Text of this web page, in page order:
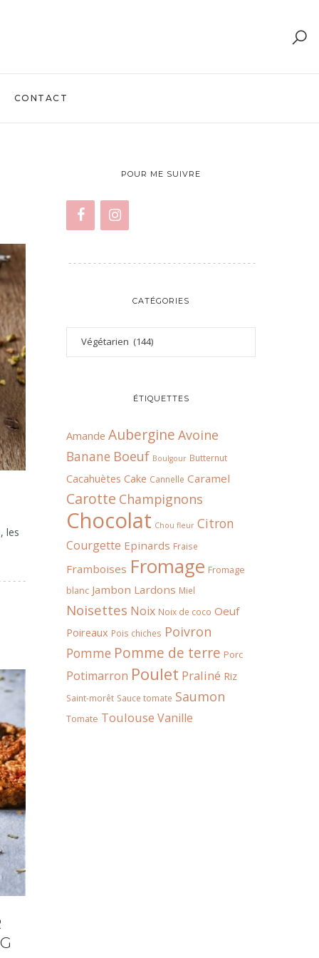
CONTACT
les
POUR ME SUIVRE
CATÉGORIES
ÉTIQUETTES
Amande Aubergine Avoine
Banane Boeuf Boulgour Butternut
Cacahuètes Cake Cannelle Caramel
Carotte Champignons
Chocolat Chou fleur Citron
Courgette Epinards Fraise
Framboises Fromage Fromage
blanc Jambon Lardons Miel
Noisettes Noix Noix de coco Oeuf
Poireaux Pois chiches Poivron
Pomme Pomme de terre Porc
Potimarron Poulet Praliné Riz
Saint-morêt Sauce tomate Saumon
Tomate Toulouse Vanille